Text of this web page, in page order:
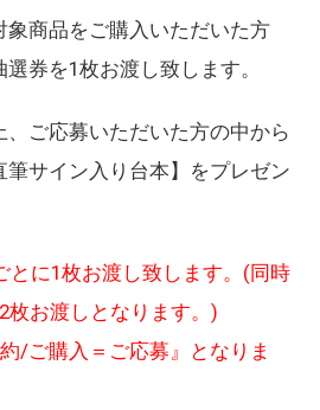
商品をご購入いただいた方
券を1枚お渡し致します。
ご応募いただいた方の中から
サイン入り台本】をプレゼン
とに1枚お渡し致します。(同時
枚お渡しとなります。)
/ご購入＝ご応募』となりま